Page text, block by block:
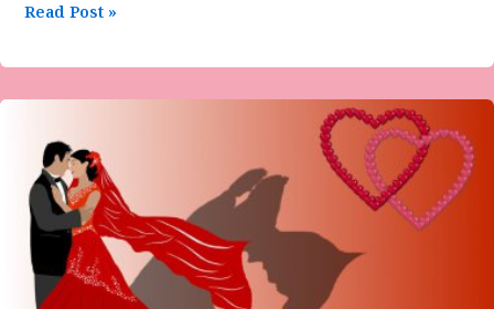
Read Post »
ಮಾಲವಿ
ಕವಿತೆ-
ಯಾವ
ಜನ್ಮದ
ಮನವೋ..?